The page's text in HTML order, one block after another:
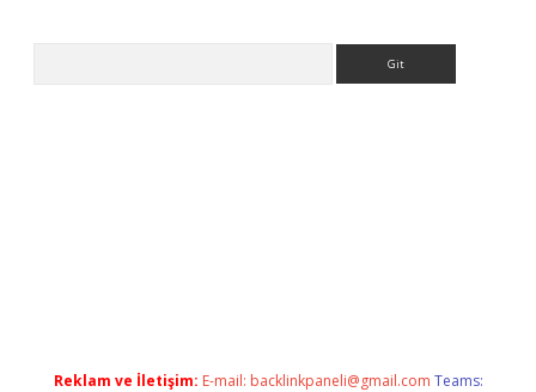
Reklam ve İletişim: E-mail: backlinkpaneli@gmail.com Teams: